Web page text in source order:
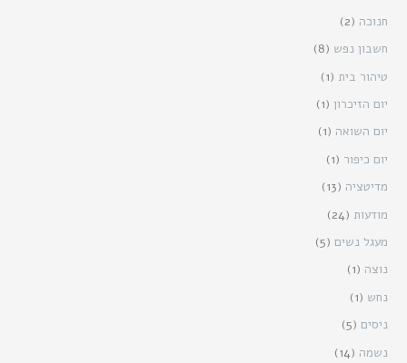
חנוכה (2)
חשבון נפש (8)
טיהור בית (1)
יום הזיכרון (1)
יום השואה (1)
יום כיפור (1)
מדיטציה (13)
מודעות (24)
מעגל נשים (5)
נוצה (1)
נחש (1)
ניסים (5)
נשמה (14)